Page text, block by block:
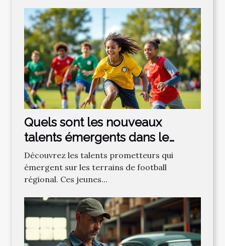
Quels sont les nouveaux
talents émergents dans le
football régional ?
Découvrez les talents prometteurs qui
émergent sur les terrains de football
régional. Ces jeunes...